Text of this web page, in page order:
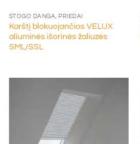
STOGO DANGA, PRIEDAI
Karštį blokuojančios VELUX
aliuminės išorinės žaliuzės
SML/SSL